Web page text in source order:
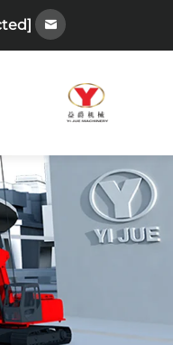
[email protected]